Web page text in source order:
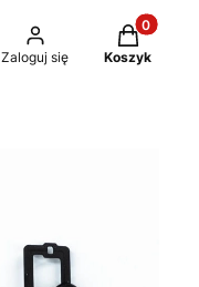
Zaloguj się
Produkty
Koszyk